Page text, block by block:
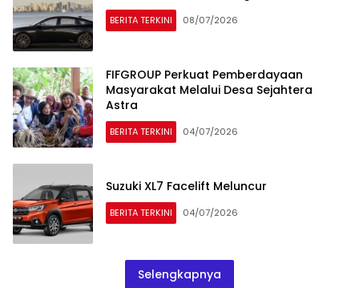
BERITA TERKINI 08/07/2026
FIFGROUP Perkuat Pemberdayaan
Masyarakat Melalui Desa Sejahtera
Astra
BERITA TERKINI 04/07/2026
Suzuki XL7 Facelift Meluncur
BERITA TERKINI 04/07/2026
Selengkapnya